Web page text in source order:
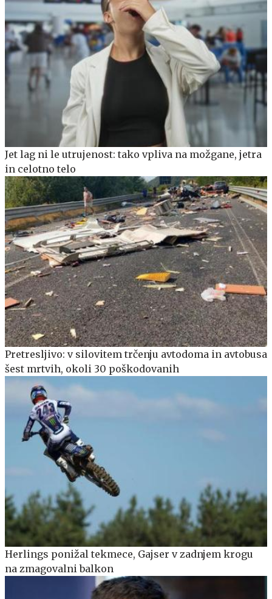
Jet lag ni le utrujenost: tako vpliva na možgane, jetra
in celotno telo
Pretresljivo: v silovitem trčenju avtodoma in avtobusa
šest mrtvih, okoli 30 poškodovanih
Herlings ponižal tekmece, Gajser v zadnjem krogu
na zmagovalni balkon